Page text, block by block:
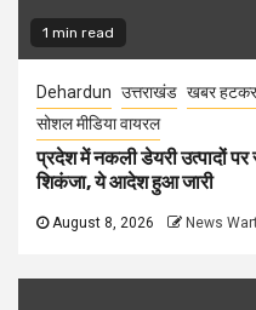
1 min read
Dehardun उत्तराखंड खबर हटकर
सोशल मीडिया वायरल
प्रदेश में नकली डेयरी उत्पादों
शिकंजा, ये आदेश हुआ जारी
August 8, 2026 News